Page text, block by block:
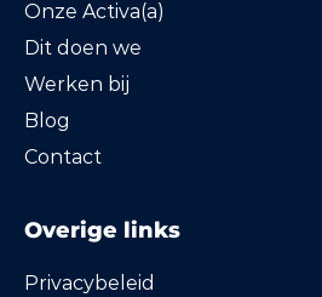
Onze Activa(a)
Dit doen we
Werken bij
Blog
Contact
Overige links
Privacybeleid